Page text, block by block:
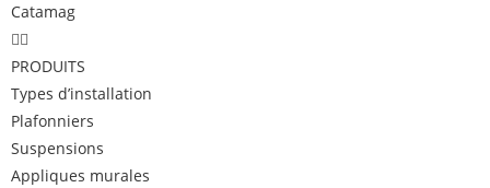
Catamag
PRODUITS
Types d’installation
Plafonniers
Suspensions
Appliques murales